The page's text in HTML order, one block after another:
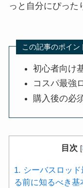
っと自分にぴった
この記事のポイン
初心者向け
コスパ最強
購入後の必
目次 [
1. シーバスロッ
る前に知るべき基